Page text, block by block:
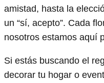
amistad, hasta la
un “sí, acepto”. Cada
nosotros estamos aquí
Si estás buscando el
decorar tu hogar o